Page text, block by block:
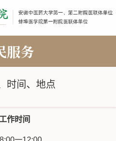
服务
时间、地点
作时间